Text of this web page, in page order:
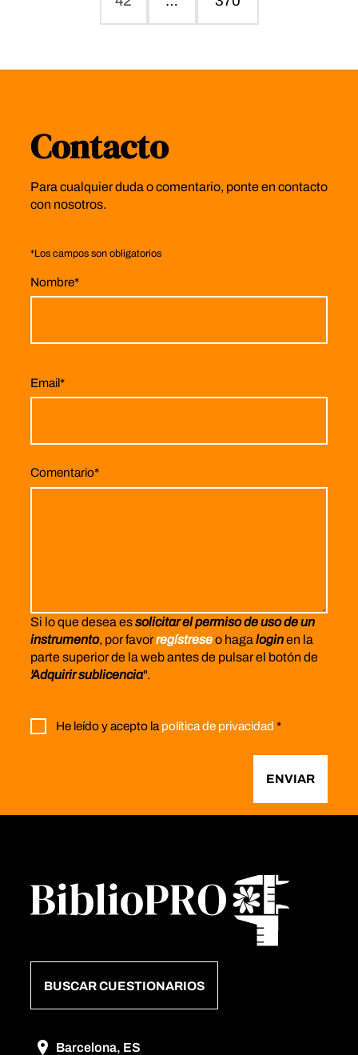
Contacto
Para cualquier duda o comentario, ponte en contacto
con nosotros.
*Los campos son obligatorios
Nombre*
Email*
Comentario*
Si lo que desea essolicitar el permiso de uso de un
instrumento, por favorregístreseo haga loginen la
parte superior de la web antes de pulsar el botón de
'Adquirir sublicencia".
He leído y acepto la política de privacidad *
ENVIAR
BUSCAR CUESTIONARIOS
Barcelona, ES